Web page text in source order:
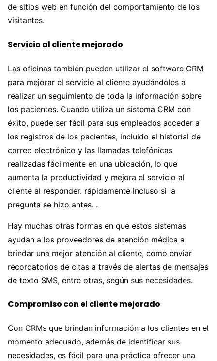
de sitios web en función del comportamiento de los
visitantes.
Servicio al cliente mejorado
Las oficinas también pueden utilizar el software CRM
para mejorar el servicio al cliente ayudándoles a
realizar un seguimiento de toda la información sobre
los pacientes. Cuando utiliza un sistema CRM con
éxito, puede ser fácil para sus empleados acceder a
los registros de los pacientes, incluido el historial de
correo electrónico y las llamadas telefónicas
realizadas fácilmente en una ubicación, lo que
aumenta la productividad y mejora el servicio al
cliente al responder. rápidamente incluso si la
pregunta se hizo antes. .
Hay muchas otras formas en que estos sistemas
ayudan a los proveedores de atención médica a
brindar una mejor atención al cliente, como enviar
recordatorios de citas a través de alertas de mensajes
de texto SMS, entre otras, según sus necesidades.
Compromiso con el cliente mejorado
Con CRMs que brindan información a los clientes en el
momento adecuado, además de identificar sus
necesidades, es fácil para una práctica ofrecer una